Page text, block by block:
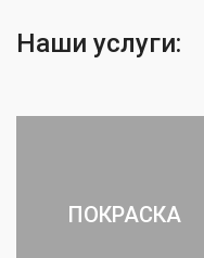
Наши услуги:
ПОКРАСКА